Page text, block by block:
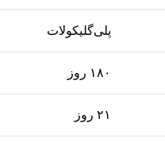
پلی‌گلیکولات
۱۸۰ روز
۲۱ روز